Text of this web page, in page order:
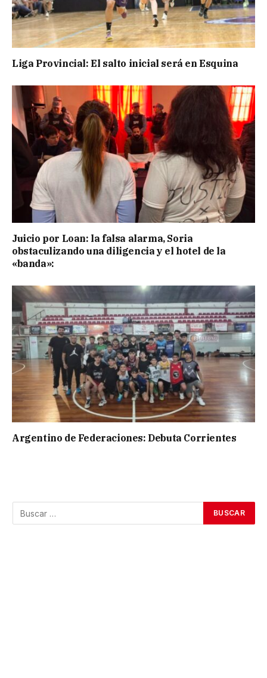
Liga Provincial: El salto inicial será en Esquina
Juicio por Loan: la falsa alarma, Soria
obstaculizando una diligencia y el hotel de la
«banda»:
Argentino de Federaciones: Debuta Corrientes